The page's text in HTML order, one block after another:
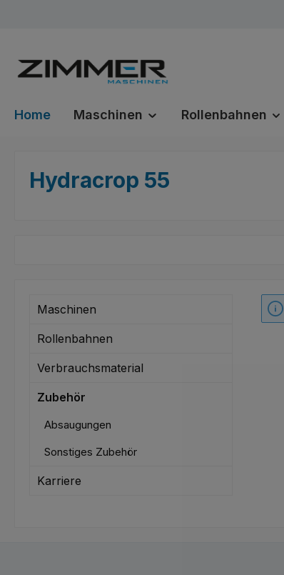
Home Maschinen Rollenbahnen
Hydracrop 55
Maschinen
Rollenbahnen
Verbrauchsmaterial
Zubehör
Absaugungen
Sonstiges Zubehör
Karriere